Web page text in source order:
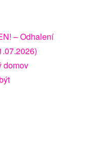
– Odhalení
domov